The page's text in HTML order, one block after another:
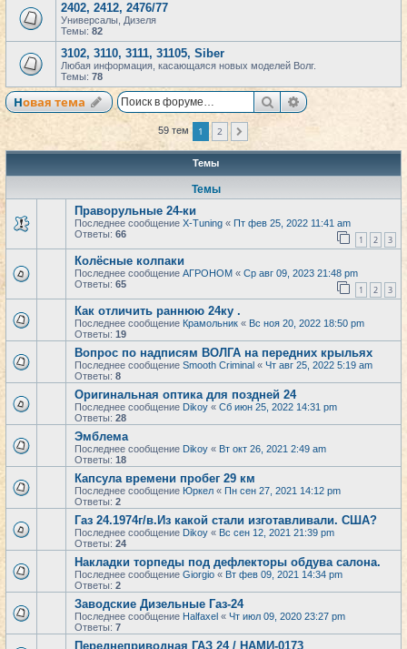
2402, 2412, 2476/77
Универсалы, Дизеля
Темы: 82
3102, 3110, 3111, 31105, Siber
Любая информация, касающаяся новых моделей Волг.
Темы: 78
Новая тема ПоискРасширенный
59 тем 1 2
Темы
Темы
Праворульные 24-ки
Последнее сообщение X-Tuning « Пт фев 25, 2022 11:41 am
Ответы: 66 1 2 3
Колёсные колпаки
Последнее сообщение АГРОНОМ « Ср авг 09, 2023 21:48 pm
Ответы: 65 1 2 3
Как отличить раннюю 24ку .
Последнее сообщение Крамольник « Вс ноя 20, 2022 18:50 pm
Ответы: 19
Вопрос по надписям ВОЛГА на передних крыльях
Последнее сообщение Smooth Criminal « Чт авг 25, 2022 5:19 am
Ответы: 8
Оригинальная оптика для поздней 24
Последнее сообщение Dikoy « Сб июн 25, 2022 14:31 pm
Ответы: 28
Эмблема
Последнее сообщение Dikoy « Вт окт 26, 2021 2:49 am
Ответы: 18
Капсула времени пробег 29 км
Последнее сообщение Юркел « Пн сен 27, 2021 14:12 pm
Ответы: 2
Газ 24.1974г/в.Из какой стали изготавливали. США?
Последнее сообщение Dikoy « Вс сен 12, 2021 21:39 pm
Ответы: 24
Накладки торпеды под дефлекторы обдува салона.
Последнее сообщение Giorgio « Вт фев 09, 2021 14:34 pm
Ответы: 2
Заводские Дизельные Газ-24
Последнее сообщение Halfaxel « Чт июл 09, 2020 23:27 pm
Ответы: 7
Переднеприводная ГАЗ 24 / НАМИ-0173